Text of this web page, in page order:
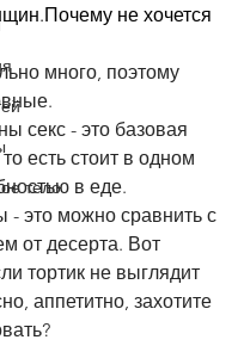
тело
не хочется
много, поэтому
секс - это базовая
есть стоит в одном
в еде.
это можно сравнить с
от десерта. Вот
тортик не выглядит
аппетитно, захотите